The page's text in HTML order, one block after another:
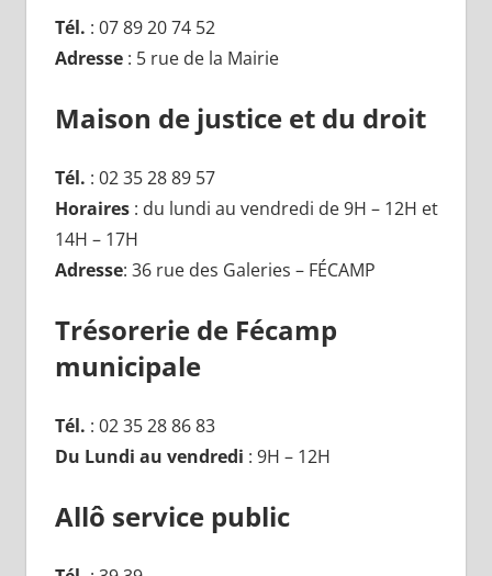
Tél. : 07 89 20 74 52
Adresse: 5 rue de la Mairie
Maison de justice et du droit
Tél. : 02 35 28 89 57
Horaires : du lundi au vendredi de 9H – 12H et
14H – 17H
Adresse: 36 rue des Galeries – FÉCAMP
Trésorerie de Fécamp
municipale
Tél. : 02 35 28 86 83
Du Lundi au vendredi : 9H – 12H
Allô service public